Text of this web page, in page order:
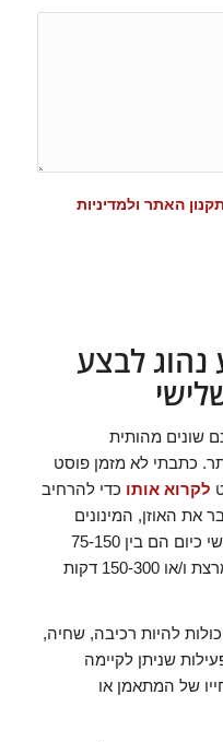
האתר ולמדיניות
לבצע
שונים מהותית
כתבתי לא מזמן פוסט
לקרוא אותו כדי להרחיב
את האוזן, המינונים
המומלצים לאימון כושר בגיל השלישי כיום הם בין 75-150
דקות בשבוע לפחות של פעילות נמרצת ו/או 150-300 דקות
להיות רכיבה, שחיה,
שניתן לקיימה
של המתאמן או